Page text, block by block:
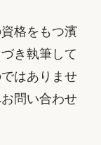
格をもつ濱
き執筆して
はありませ
問い合わせ